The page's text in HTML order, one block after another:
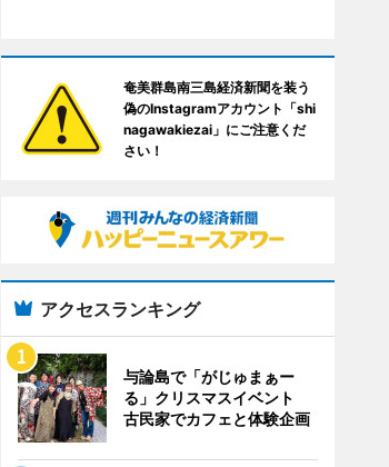
奄美群島南三島経済新聞を装う
偽のInstagramアカウント「shi
nagawakiezai」にご注意くだ
さい！
アクセスランキング
与論島で「がじゅまぁー
る」クリスマスイベント
古民家でカフェと体験企画